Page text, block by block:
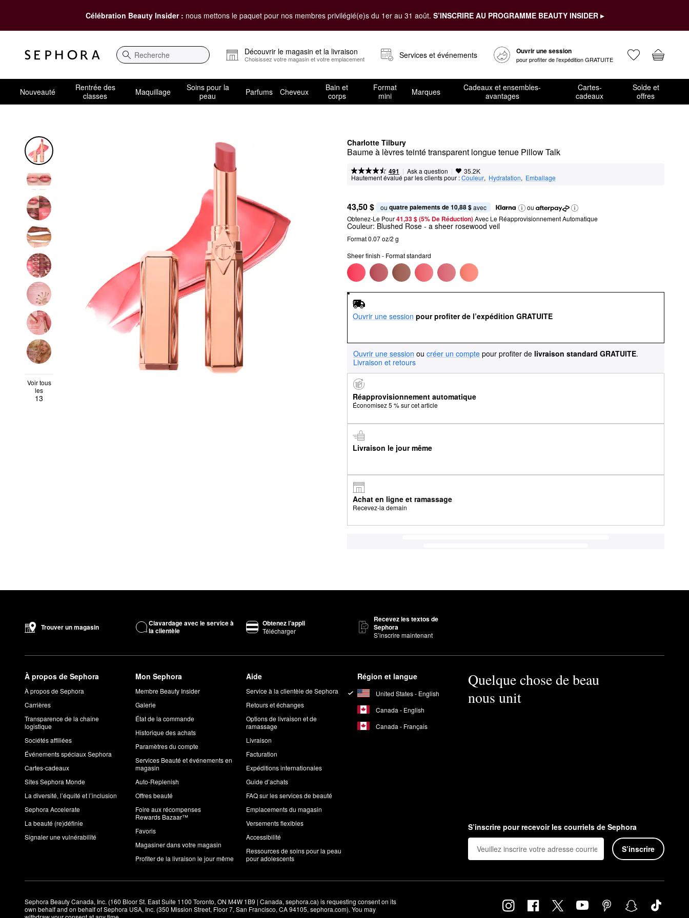
Célébration Beauty Insider : nous mettons le paquet pour nos membres privilégié(e)s du 1er au 31 août. S’INSCRIRE AU PROGRAMME BEAUTY INSIDER ▸
Recherche
Découvrir le magasin et la livraison
Choisissez votre magasin et votre emplacement Services et événements Ouvrir une session
pour profiter de l’expédition GRATUITE
Nouveauté
Rentrée des
classes
Maquillage
Soins pour la
peau
Parfums Cheveux
Bain et
corps
Format
mini
Marques
Cadeaux et ensembles-
avantages
Cartes-
cadeaux
Solde et
offres
Charlotte Tilbury
Baume à lèvres teinté transparent longue tenue Pillow Talk
491 | Ask a question | 35.2K
Hautement évalué par les clients pour :Couleur, Hydratation, Emballage
Voir tous
les
13
43,50 $ ou quatre paiements de 10,88 $ avec
ou
Obtenez-Le Pour41,33 $ (5% De Réduction) Avec Le Réapprovisionnement Automatique
Couleur: Blushed Rose - a sheer rosewood veil
Format 0.07 oz/2 g
Sheer finish - Format standard
Ouvrir une session pour profiter de l’expédition GRATUITE
Ouvrir une session ou créer un compte pour profiter de livraison standard GRATUITE.
Livraison et retours
Réapprovisionnement automatique
Économisez 5 % sur cet article
Livraison le jour même
Achat en ligne et ramassage
Recevez-la demain
Trouver un magasin
Clavardage avec le service à
la clientèle
Obtenez l’appli
Télécharger
Recevez les textos de
Sephora
S’inscrire maintenant
À propos de Sephora
À propos de Sephora
Carrières
Transparence de la chaîne
logistique
Sociétés affiliées
Événements spéciaux Sephora
Cartes-cadeaux
Sites Sephora Monde
La diversité, l’équité et l’inclusion
Sephora Accelerate
La beauté (re)définie
Signaler une vulnérabilité
Mon Sephora
Membre Beauty Insider
Galerie
État de la commande
Historique des achats
Paramètres du compte
Services Beauté et événements en
magasin
Auto-Replenish
Offres beauté
Foire aux récompenses
Rewards Bazaar™
Favoris
Magasiner dans votre magasin
Profiter de la livraison le jour même
Aide
Service à la clientèle de Sephora
Retours et échanges
Options de livraison et de
ramassage
Livraison
Facturation
Expéditions internationales
Guide d’achats
FAQ sur les services de beauté
Emplacements du magasin
Versements flexibles
Accessibilité
Ressources de soins pour la peau
pour adolescents
Région et langue
United States - English
Canada - English
Canada - Français
Quelque chose de beau
nous unit
S’inscrire pour recevoir les courriels de Sephora
S’inscrire
Sephora Beauty Canada, Inc. (160 Bloor St. East Suite 1100 Toronto, ON M4W 1B9 | Canada, sephora.ca) is requesting consent on its
own behalf and on behalf of Sephora USA, Inc. (350 Mission Street, Floor 7, San Francisco, CA 94105, sephora.com). You may